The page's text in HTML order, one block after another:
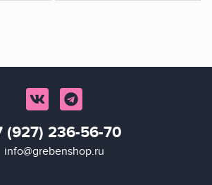
(927) 236-56-70
info@grebenshop.ru